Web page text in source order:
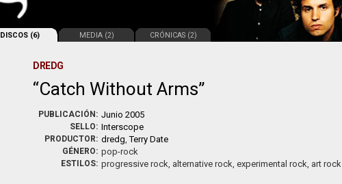
DISCOS (6) MEDIA (2) CRÓNICAS (2)
DREDG
Catch Without Arms
PUBLICACIÓN: Junio 2005
SELLO: Interscope
PRODUCTOR: dredg,Terry Date
GÉNERO: pop-rock
ESTILOS: progressive rock, alternative rock, experimental rock, art rock